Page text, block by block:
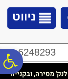
ניווט
02-6248293
לנק' מסירה, ובקנייה